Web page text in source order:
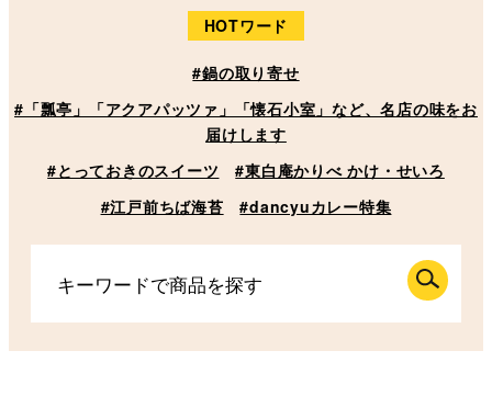
HOTワード
#鍋の取り寄せ
#「瓢亭」「アクアパッツァ」「懐石小室」など、名店の味をお
届けします
#とっておきのスイーツ
#東白庵かりべ かけ・せいろ
#江戸前ちば海苔
#dancyuカレー特集